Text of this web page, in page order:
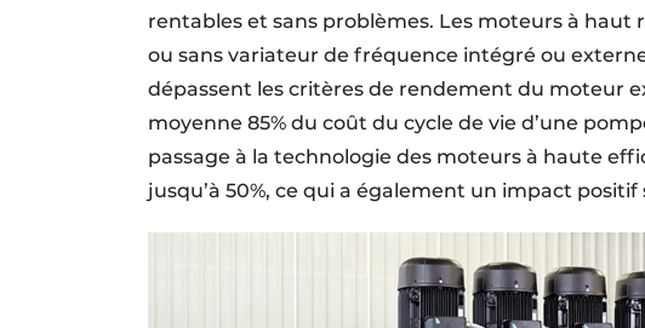
rentables et sans problèmes. Les moteurs à
ou sans variateur de fréquence intégré ou
dépassent les critères de rendement du moteur
moyenne 85% du coût du cycle de vie d’une
passage à la technologie des moteurs à haute
jusqu’à 50%, ce qui a également un impact positif